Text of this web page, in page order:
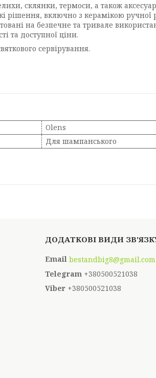
склянки, термоси, а також
рішення, включно з керамікою ручної
на безпечне та тривале
та доступної ціни.
сервірування.
Olens
Для шампанського
bestandbig8@gmail.com
+380500521038
+380500521038